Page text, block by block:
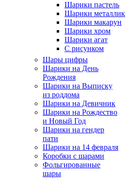
Шарики пастель
Шарики металлик
Шарики макарун
Шарики хром
Шарики агат
С рисунком
Шары цифры
Шарики на День
Рождения
Шарики на Выписку
из роддома
Шарики на Девичник
Шарики на Рождество
и Новый Год
Шарики на гендер
пати
Шарики на 14 февраля
Коробки с шарами
Фольгированные
шары